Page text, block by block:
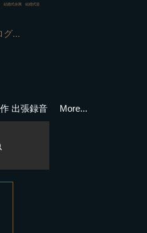
結婚式余興 結婚式芸
グイン
出張録音 More...